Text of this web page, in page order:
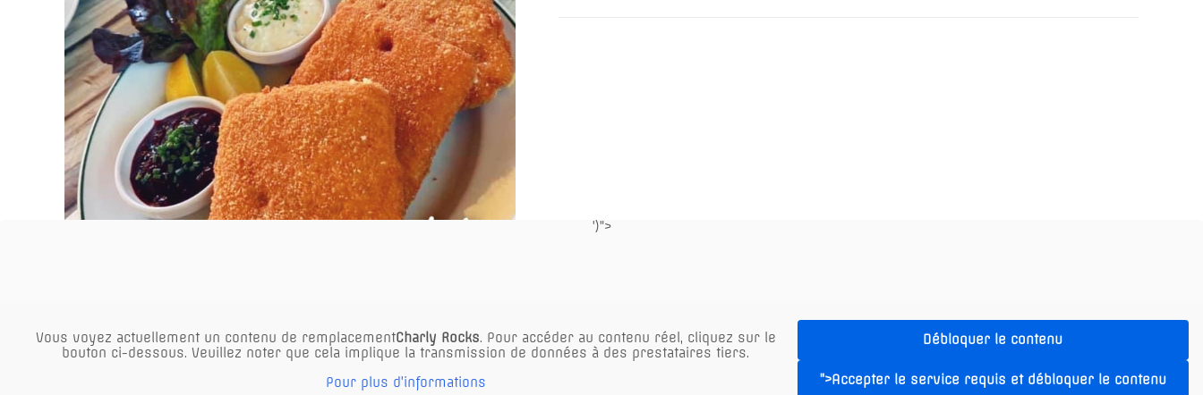
')">
Vous voyez actuellement un contenu de remplacementCharly Rocks. Pour accéder au contenu réel, cliquez sur le
bouton ci-dessous. Veuillez noter que cela implique la transmission de données à des prestataires tiers.
Pour plus d'informations
Débloquer le contenu
">Accepter le service requis et débloquer le contenu